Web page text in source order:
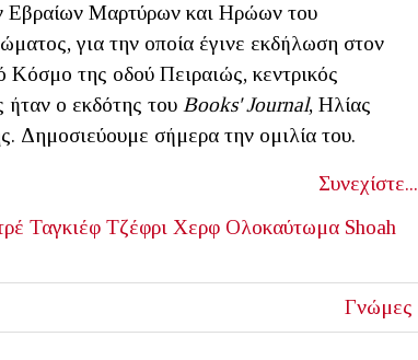
Εβραίων Μαρτύρων και Ηρώων του
για την οποία έγινε εκδήλωση στον
Κόσμο της οδού Πειραιώς, κεντρικός
ήταν ο εκδότης του Books' Journal, Ηλίας
Δημοσιεύουμε σήμερα την ομιλία του.
Συνεχίστε...
Ταγκιέφ Τζέφρι Χερφ Ολοκαύτωμα Shoah
Γνώμες